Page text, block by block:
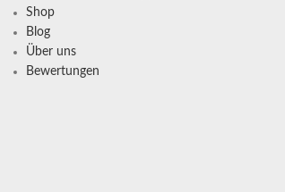
Shop
Blog
Über uns
Bewertungen